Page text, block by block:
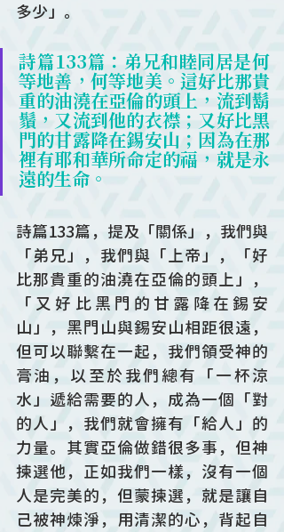
多少」。
詩篇133篇：弟兄和睦同居是何
等地善，何等地美。這好比那貴
重的油澆在亞倫的頭上，流到鬍
鬚，又流到他的衣襟；又好比黑
門的甘露降在錫安山；因為在那
裡有耶和華所命定的福，就是永
遠的生命。
詩篇133篇，提及「關係」，我們與
「弟兄」，我們與「上帝」，「好
比那貴重的油澆在亞倫的頭上」，
「又好比黑門的甘露降在錫安
山」，黑門山與錫安山相距很遠，
但可以聯繫在一起，我們領受神的
膏油，以至於我們總有「一杯涼
水」遞給需要的人，成為一個「對
的人」，我們就會擁有「給人」的
力量。其實亞倫做錯很多事，但神
揀選他，正如我們一樣，沒有一個
人是完美的，但蒙揀選，就是讓自
己被神煉淨，用清潔的心，背起自